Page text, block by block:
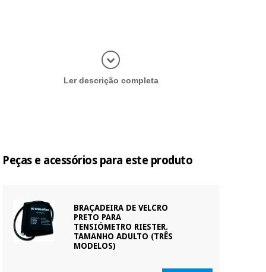
Ler descrição completa
Peças e acessórios para este produto
BRAÇADEIRA DE VELCRO
PRETO PARA
TENSIÓMETRO RIESTER.
TAMANHO ADULTO (TRÊS
MODELOS)